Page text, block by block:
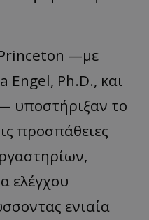
—με
Engel, Ph.D., και
υποστήριξαν το
προσπάθειες
ελέγχου
ενιαία